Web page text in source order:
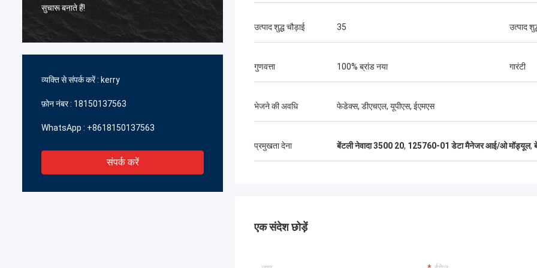
सुचारू बनाते हैं!
व्यक्ति से संपर्क करें : kerry
फ़ोन नंबर : 18150137563
WhatsApp : +8618150137563
संपर्क करें
उत्पाद शुद्ध चौड़ाई 35 उत्पाद
गुणवत्ता 100% ब्रांड नया गारंटी
भेजने की अवधि फेडेक्स, डीएचएल, यूपीएस, ईएमएस
प्रमुखता देना बेंटली नेवादा 3500 20, 125760-01 डेटा मैनेजर आई/ओ मॉड्यूल,
एक संदेश छोड़ें